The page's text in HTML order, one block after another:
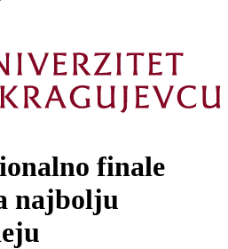
finale
najbolju